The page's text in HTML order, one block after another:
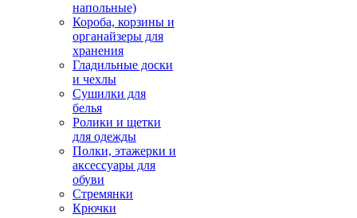
напольные)
Короба, корзины и
органайзеры для
хранения
Гладильные доски
и чехлы
Сушилки для
белья
Ролики и щетки
для одежды
Полки, этажерки и
аксессуары для
обуви
Стремянки
Крючки